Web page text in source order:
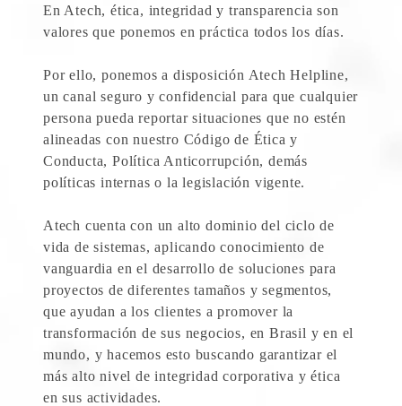
En Atech, ética, integridad y transparencia son
valores que ponemos en práctica todos los días.
Por ello, ponemos a disposición Atech Helpline,
un canal seguro y confidencial para que cualquier
persona pueda reportar situaciones que no estén
alineadas con nuestro Código de Ética y
Conducta, Política Anticorrupción, demás
políticas internas o la legislación vigente.
Atech cuenta con un alto dominio del ciclo de
vida de sistemas, aplicando conocimiento de
vanguardia en el desarrollo de soluciones para
proyectos de diferentes tamaños y segmentos,
que ayudan a los clientes a promover la
transformación de sus negocios, en Brasil y en el
mundo, y hacemos esto buscando garantizar el
más alto nivel de integridad corporativa y ética
en sus actividades.